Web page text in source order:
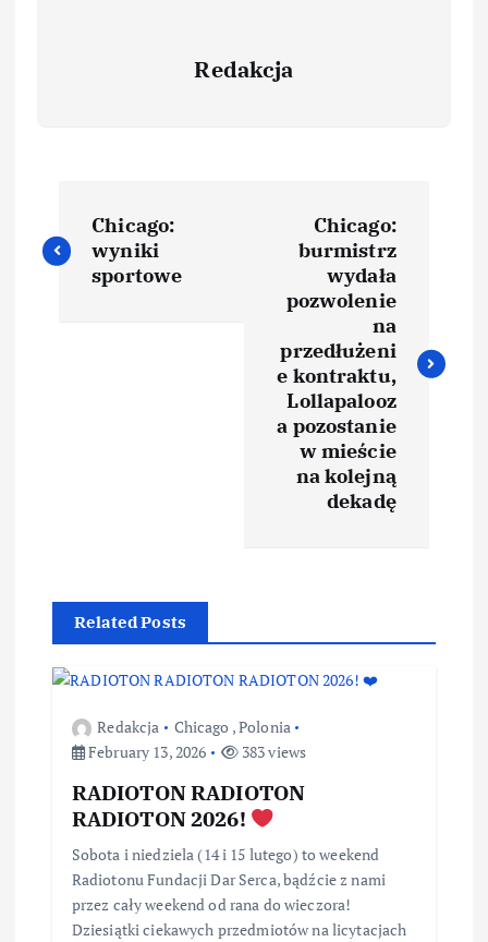
Redakcja
Chicago:
wyniki
sportowe
Chicago:
burmistrz
wydała
pozwolenie
na
przedłużeni
e kontraktu,
Lollapalooz
a pozostanie
w mieście
na kolejną
dekadę
Related Posts
Redakcja Chicago ,Polonia
February 13, 2026
383 views
RADIOTON RADIOTON
RADIOTON 2026!
Sobota i niedziela (14 i 15 lutego) to weekend
Radiotonu Fundacji Dar Serca, bądźcie z nami
przez cały weekend od rana do wieczora!
Dziesiątki ciekawych przedmiotów na licytacjach